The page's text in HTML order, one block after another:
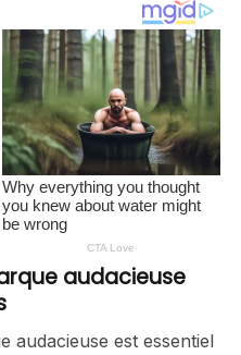
audacieuse
audacieuse est essentiel